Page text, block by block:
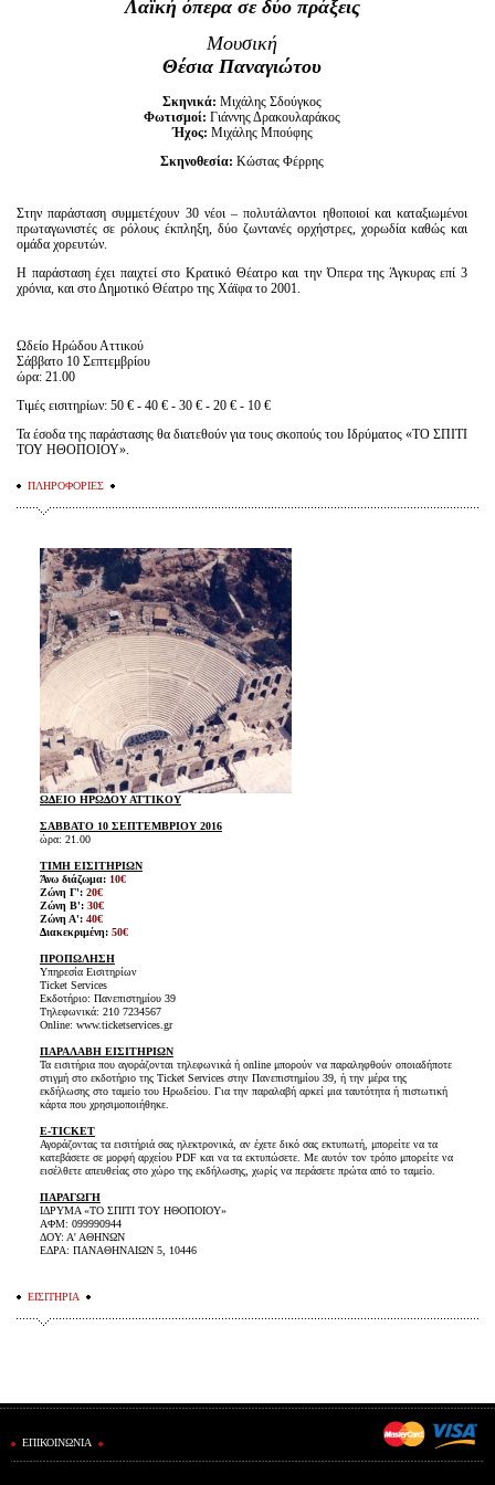
Είσοδος διαχειριστή
Λαϊκή όπερα σε δύο πράξεις
Μουσική
Θέσια Παναγιώτου
Σκηνικά: Μιχάλης Σδούγκος
Φωτισμοί: Γιάννης Δρακουλαράκος
Ήχος: Μιχάλης Μπούφης
Σκηνοθεσία: Κώστας Φέρρης
Στην παράσταση συμμετέχουν 30 νέοι – πολυτάλαντοι ηθοποιοί και καταξιωμένοι
πρωταγωνιστές σε ρόλους έκπληξη, δύο ζωντανές ορχήστρες, χορωδία καθώς και
ομάδα χορευτών.
Η παράσταση έχει παιχτεί στο Κρατικό Θέατρο και την Όπερα της Άγκυρας επί 3
χρόνια, και στο Δημοτικό Θέατρο της Χάϊφα το 2001.
Ωδείο Ηρώδου Αττικού
Σάββατο 10 Σεπτεμβρίου
ώρα: 21.00
Τιμές εισιτηρίων: 50 € - 40 € - 30 € - 20 € - 10 €
Τα έσοδα της παράστασης θα διατεθούν για τους σκοπούς του Ιδρύματος «ΤΟ ΣΠΙΤΙ
ΤΟΥ ΗΘΟΠΟΙΟΥ».
ΠΛΗΡΟΦΟΡΙΕΣ
ΩΔΕΙΟ ΗΡΩΔΟΥ ΑΤΤΙΚΟΥ
ΣΑΒΒΑΤΟ 10 ΣΕΠΤΕΜΒΡΙΟΥ 2016
ώρα: 21.00
ΤΙΜΗ ΕΙΣΙΤΗΡΙΩΝ
Άνω διάζωμα: 10€
Ζώνη Γ': 20€
Ζώνη Β': 30€
Ζώνη Α': 40€
Διακεκριμένη: 50€
ΠΡΟΠΩΛΗΣΗ
Υπηρεσία Εισιτηρίων
Ticket Services
Εκδοτήριο: Πανεπιστημίου 39
Τηλεφωνικά: 210 7234567
Online: www.ticketservices.gr
ΠΑΡΑΛΑΒΗ ΕΙΣΙΤΗΡΙΩΝ
Τα εισιτήρια που αγοράζονται τηλεφωνικά ή online μπορούν να παραληφθούν οποιαδήποτε
στιγμή στο εκδοτήριο της Ticket Services στην Πανεπιστημίου 39, ή την μέρα της
εκδήλωσης στο ταμείο του Ηρωδείου. Για την παραλαβή αρκεί μια ταυτότητα ή πιστωτική
κάρτα που χρησιμοποιήθηκε.
E-TICKET
Αγοράζοντας τα εισιτήριά σας ηλεκτρονικά, αν έχετε δικό σας εκτυπωτή, μπορείτε να τα
κατεβάσετε σε μορφή αρχείου PDF και να τα εκτυπώσετε. Με αυτόν τον τρόπο μπορείτε να
εισέλθετε απευθείας στο χώρο της εκδήλωσης, χωρίς να περάσετε πρώτα από το ταμείο.
ΠΑΡΑΓΩΓΗ
ΙΔΡΥΜΑ «ΤΟ ΣΠΙΤΙ ΤΟΥ ΗΘΟΠΟΙΟΥ»
ΑΦΜ: 099990944
ΔΟΥ: Α' ΑΘΗΝΩΝ
ΕΔΡΑ: ΠΑΝΑΘΗΝΑΙΩΝ 5, 10446
ΕΙΣΙΤΗΡΙΑ
ΕΠΙΚΟΙΝΩΝΙΑ